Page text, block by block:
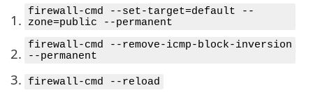
1.
firewall-cmd --set-target=default --
zone=public --permanent
2.
firewall-cmd --remove-icmp-block-inversion
--permanent
3. firewall-cmd --reload